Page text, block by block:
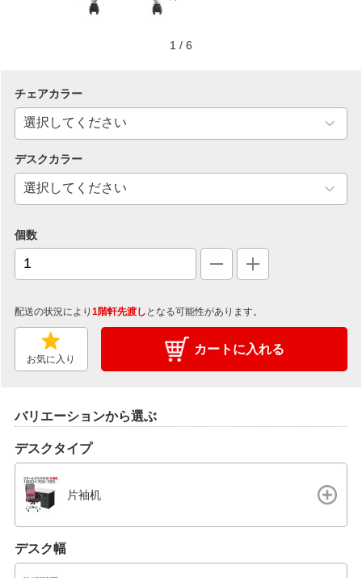
1 / 6
チェアカラー
デスクカラー
個数
配送の状況により 1階軒先渡し となる可能性があります。
お気に入り
カートに入れる
バリエーションから選ぶ
デスクタイプ
片袖机
デスク幅